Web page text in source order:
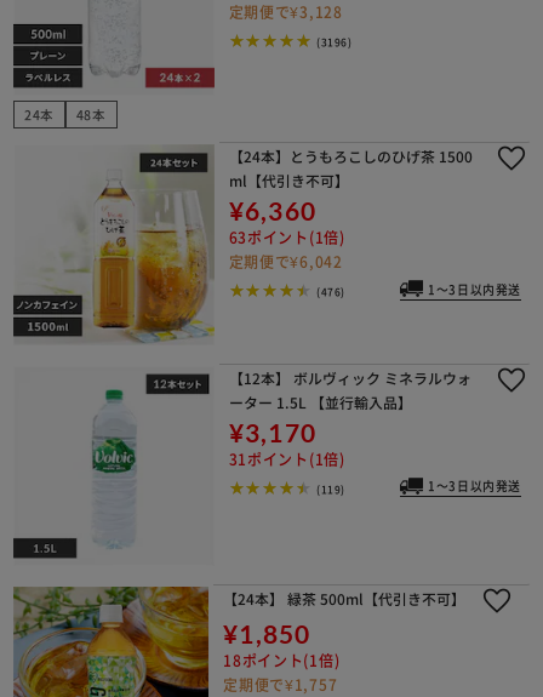
24本 48本
定期便で¥3,128
(3196)
【24本】とうもろこしのひげ茶 1500
ml【代引き不可】
¥6,360
63ポイント(1倍)
定期便で¥6,042
(476) 1～3日以内発送
【12本】 ボルヴィック ミネラルウォ
ーター 1.5L 【並行輸入品】
¥3,170
31ポイント(1倍)
(119) 1～3日以内発送
【24本】 緑茶 500ml【代引き不可】
¥1,850
18ポイント(1倍)
定期便で¥1,757